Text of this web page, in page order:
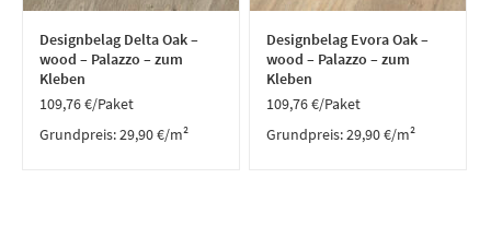
Designbelag Delta Oak –
wood – Palazzo – zum
Kleben
109,76€/Paket
Grundpreis:29,90€/m²
Designbelag Evora Oak –
wood – Palazzo – zum
Kleben
109,76€/Paket
Grundpreis:29,90€/m²